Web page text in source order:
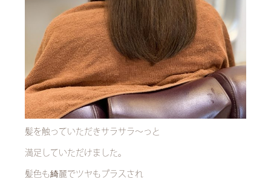
髪を触っていただきサラサラ～っと
満足していただけました。
髪色も綺麗でツヤもプラスされ